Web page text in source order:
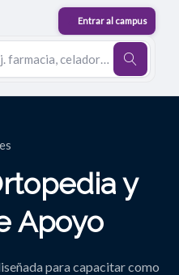
y
Apoyo
para capacitar como